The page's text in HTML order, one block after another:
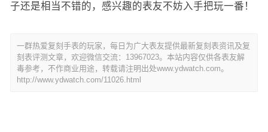
子还是相当不错的，感兴趣的表友不妨入手把玩一番！
一群热爱复刻手表的玩家，每日为广大表友提供最新复刻表资讯及复
刻表评测文章，欢迎微信交流：13967023。本站内容仅供各表友解
毒参考，不作商业用途，转载请注明出处www.ydwatch.com。
http://www.ydwatch.com/11026.html